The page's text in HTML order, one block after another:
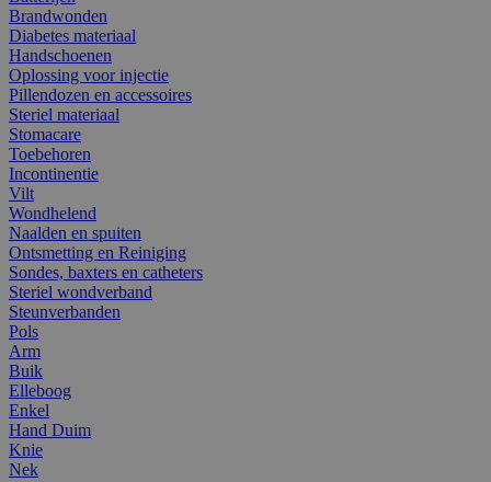
Brandwonden
Diabetes materiaal
Handschoenen
Oplossing voor injectie
Pillendozen en accessoires
Steriel materiaal
Stomacare
Toebehoren
Incontinentie
Vilt
Wondhelend
Naalden en spuiten
Ontsmetting en Reiniging
Sondes, baxters en catheters
Steriel wondverband
Steunverbanden
Pols
Arm
Buik
Elleboog
Enkel
Hand Duim
Knie
Nek